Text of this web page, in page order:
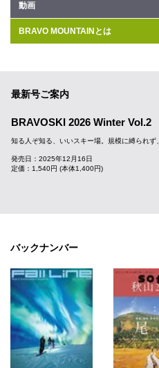
動画
BRAVO MOUNTAINとは
最新号ご案内
BRAVOSKI 2026 Winter Vol.2
知る人ぞ知る、いいスキー場。規模に縛られず
発売日：2025年12月16日
定価：1,540円 (本体1,400円)
バックナンバー